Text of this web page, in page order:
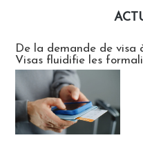
De la demande de visa
Visas fluidifie les